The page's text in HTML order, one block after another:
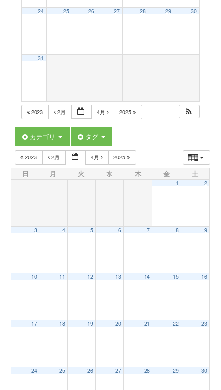
o
24 25 26 27 28 29 30
31
2023 2月 4月 2025
カテゴリ タグ
2023 2月 4月 2025
日 月 火 水 木 金 土
1 2
3 4 5 6 7 8 9
10 11 12 13 14 15 16
17 18 19 20 21 22 23
24 25 26 27 28 29 30